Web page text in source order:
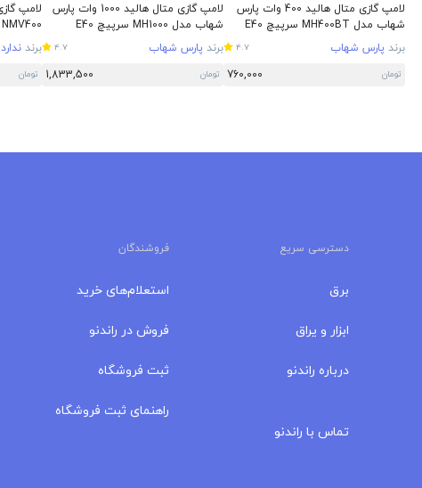
لامپ گازی متال هالید 400 وات پارس
شهاب مدل MH400BT سرپیچ E40
برند پارس شهاب 4.7
تومان 760,000
لامپ گازی متال هالید 1000 وات پارس
شهاب مدل MH1000 سرپیچ E40
برند پارس شهاب 4.7
تومان 1,833,500
NMV400 سرپیچ E40
برند ندارد
تومان
دسترسی سریع فروشندگان
برق
ابزار و یراق
درباره‌ راندنو
تماس با راندنو
استعلام‌های خرید
فروش در راندنو
ثبت فروشگاه
راهنمای ثبت فروشگاه